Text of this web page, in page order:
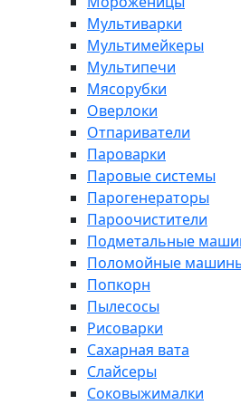
Мультиварки
Мультимейкеры
Мультипечи
Мясорубки
Оверлоки
Отпариватели
Пароварки
Паровые системы
Парогенераторы
Пароочистители
Подметальные
Поломойные
Попкорн
Пылесосы
Рисоварки
Сахарная вата
Слайсеры
Соковыжималки